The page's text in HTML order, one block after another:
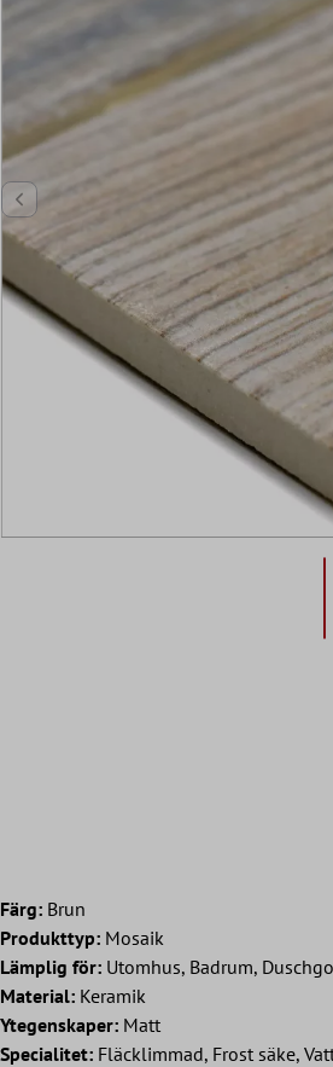
Färg: Brun
Produkttyp: Mosaik
Lämplig för: Utomhus, Badrum,
Material: Keramik
Ytegenskaper: Matt
Specialitet: Fläcklimmad, Frost säke,